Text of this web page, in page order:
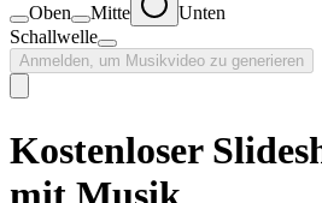
Oben
Mitte
Unten
Schallwelle
Anmelden, um Musikvideo zu generieren
Kostenloser